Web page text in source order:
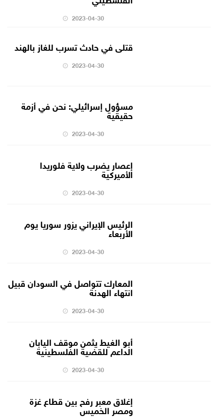
2023-04-30
قتلى في حادث تسرب للغاز بالهند
2023-04-30
مسؤول إسرائيلي: نحن في أزمة
حقيقية
2023-04-30
إعصار يضرب ولاية فلوريدا
الأميركية
2023-04-30
الرئيس الإيراني يزور سوريا يوم
الأربعاء
2023-04-30
المعارك تتواصل في السودان قبيل
انتهاء الهدنة
2023-04-30
أبو الغيط يثمن موقف اليابان
الداعم للقضية الفلسطينية
2023-04-30
إغلاق معبر رفح بين قطاع غزة
ومصر الخميس